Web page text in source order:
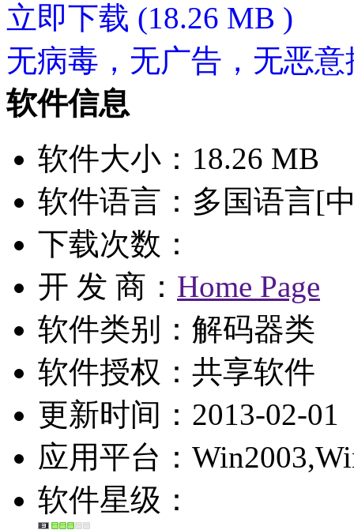
立即下载 (18.26 MB )
无病毒，无广告，无恶意
软件信息
软件大小：18.26 MB
软件语言：多国语言[
下载次数：
开 发 商： Home Page
软件类别：解码器类
软件授权： 共享软件
更新时间：2013-02-01
应用平台：
软件星级：